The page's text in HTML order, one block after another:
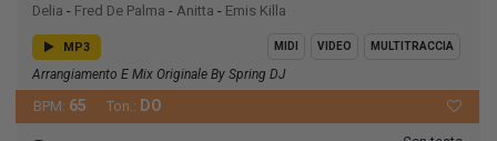
Delia - Fred De Palma - Anitta - Emis Killa
MP3 MIDI VIDEO MULTITRACCIA
Arrangiamento E Mix Originale By Spring DJ
BPM: 65 Ton.: DO